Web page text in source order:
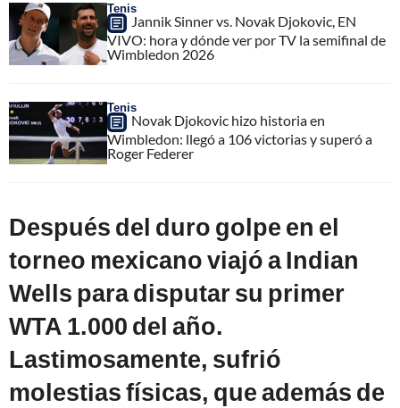
Tenis
Jannik Sinner vs. Novak Djokovic, EN
VIVO: hora y dónde ver por TV la semifinal de
Wimbledon 2026
Tenis
Novak Djokovic hizo historia en
Wimbledon: llegó a 106 victorias y superó a
Roger Federer
Después del duro golpe en el
torneo mexicano viajó a Indian
Wells para disputar su primer
WTA 1.000 del año.
Lastimosamente, sufrió
molestias físicas, que además de